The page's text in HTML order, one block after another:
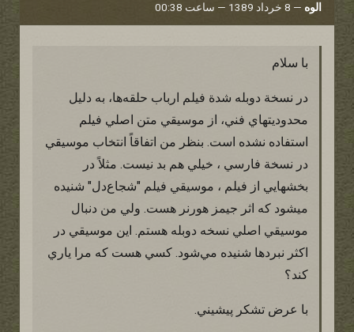
الوه — 8 خرداد 1389 — ساعت 00:38
با سلام
در نسخة دوبله شدة فيلم ارباب حلقه‌ها، به دليل
محدوديتهاي فني، از موسيقي متن اصلي فيلم
استفاده نشده است. بنظر من اتفاقاً انتخاب موسيقي
در نسخة فارسي ، خيلي هم بد نيست. مثلاً در
بخشهايي از فيلم ، موسيقي فيلم "شجاع‌دل" شنيده
ميشود كه اثر جيمز هورنر هست. ولي من دنبال
موسيقي اصلي نسخه دوبله هستم. اين موسيقي در
اكثر نبردها شنيده مي‌شود. كسي هست كه مرا ياري
كند؟
با عرض تشكر پيشيني.